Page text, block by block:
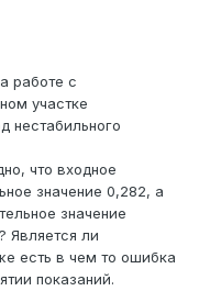
работе с
участке
нестабильного
что входное
значение 0,282, а
значение
Является ли
есть в чем то ошибка
показаний.